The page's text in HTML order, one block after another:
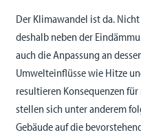
Der Klimawandel ist da.
deshalb neben der
auch die Anpassung an
Umwelteinflüsse wie Hitze
resultieren Konsequenzen
stellen sich unter anderem
Gebäude auf die